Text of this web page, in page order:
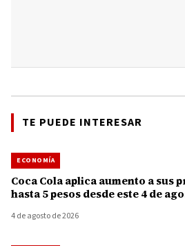
TE PUEDE INTERESAR
ECONOMÍA
Coca Cola aplica aumento a sus
hasta 5 pesos desde este 4 de
4 de agosto de 2026